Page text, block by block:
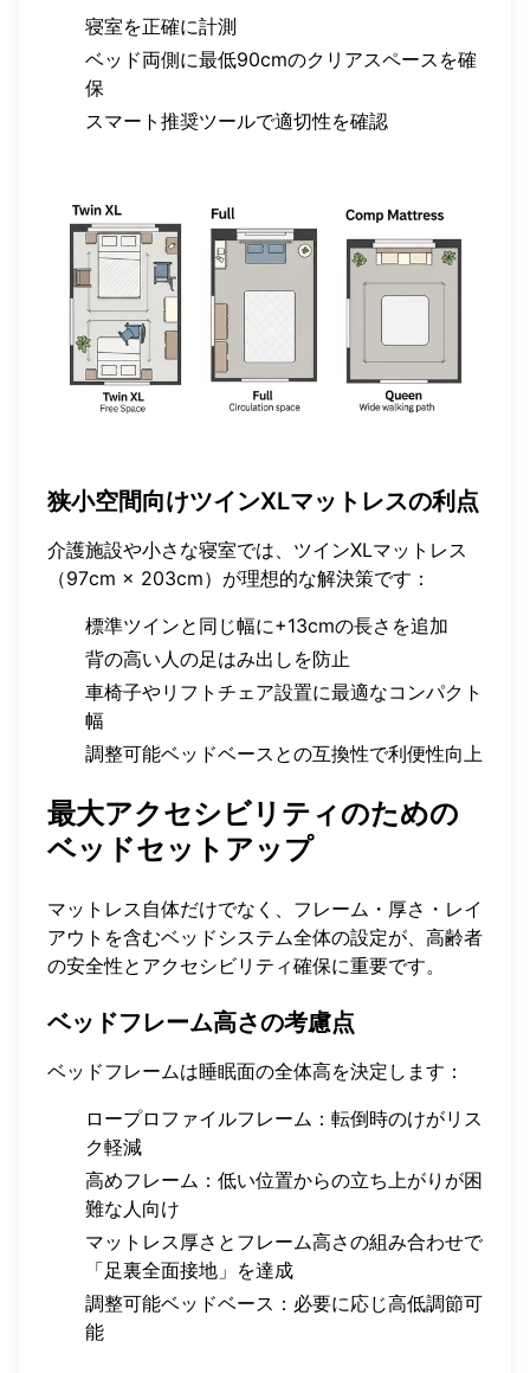
寝室を正確に計測
ベッド両側に最低90cmのクリアスペースを確
保
スマート推奨ツールで適切性を確認
狭小空間向けツインXLマットレスの利点
介護施設や小さな寝室では、ツインXLマットレス
（97cm × 203cm）が理想的な解決策です：
標準ツインと同じ幅に+13cmの長さを追加
背の高い人の足はみ出しを防止
車椅子やリフトチェア設置に最適なコンパクト
幅
調整可能ベッドベースとの互換性で利便性向上
最大アクセシビリティのための
ベッドセットアップ
マットレス自体だけでなく、フレーム・厚さ・レイ
アウトを含むベッドシステム全体の設定が、高齢者
の安全性とアクセシビリティ確保に重要です。
ベッドフレーム高さの考慮点
ベッドフレームは睡眠面の全体高を決定します：
ロープロファイルフレーム：転倒時のけがリス
ク軽減
高めフレーム：低い位置からの立ち上がりが困
難な人向け
マットレス厚さとフレーム高さの組み合わせで
「足裏全面接地」を達成
調整可能ベッドベース：必要に応じ高低調節可
能